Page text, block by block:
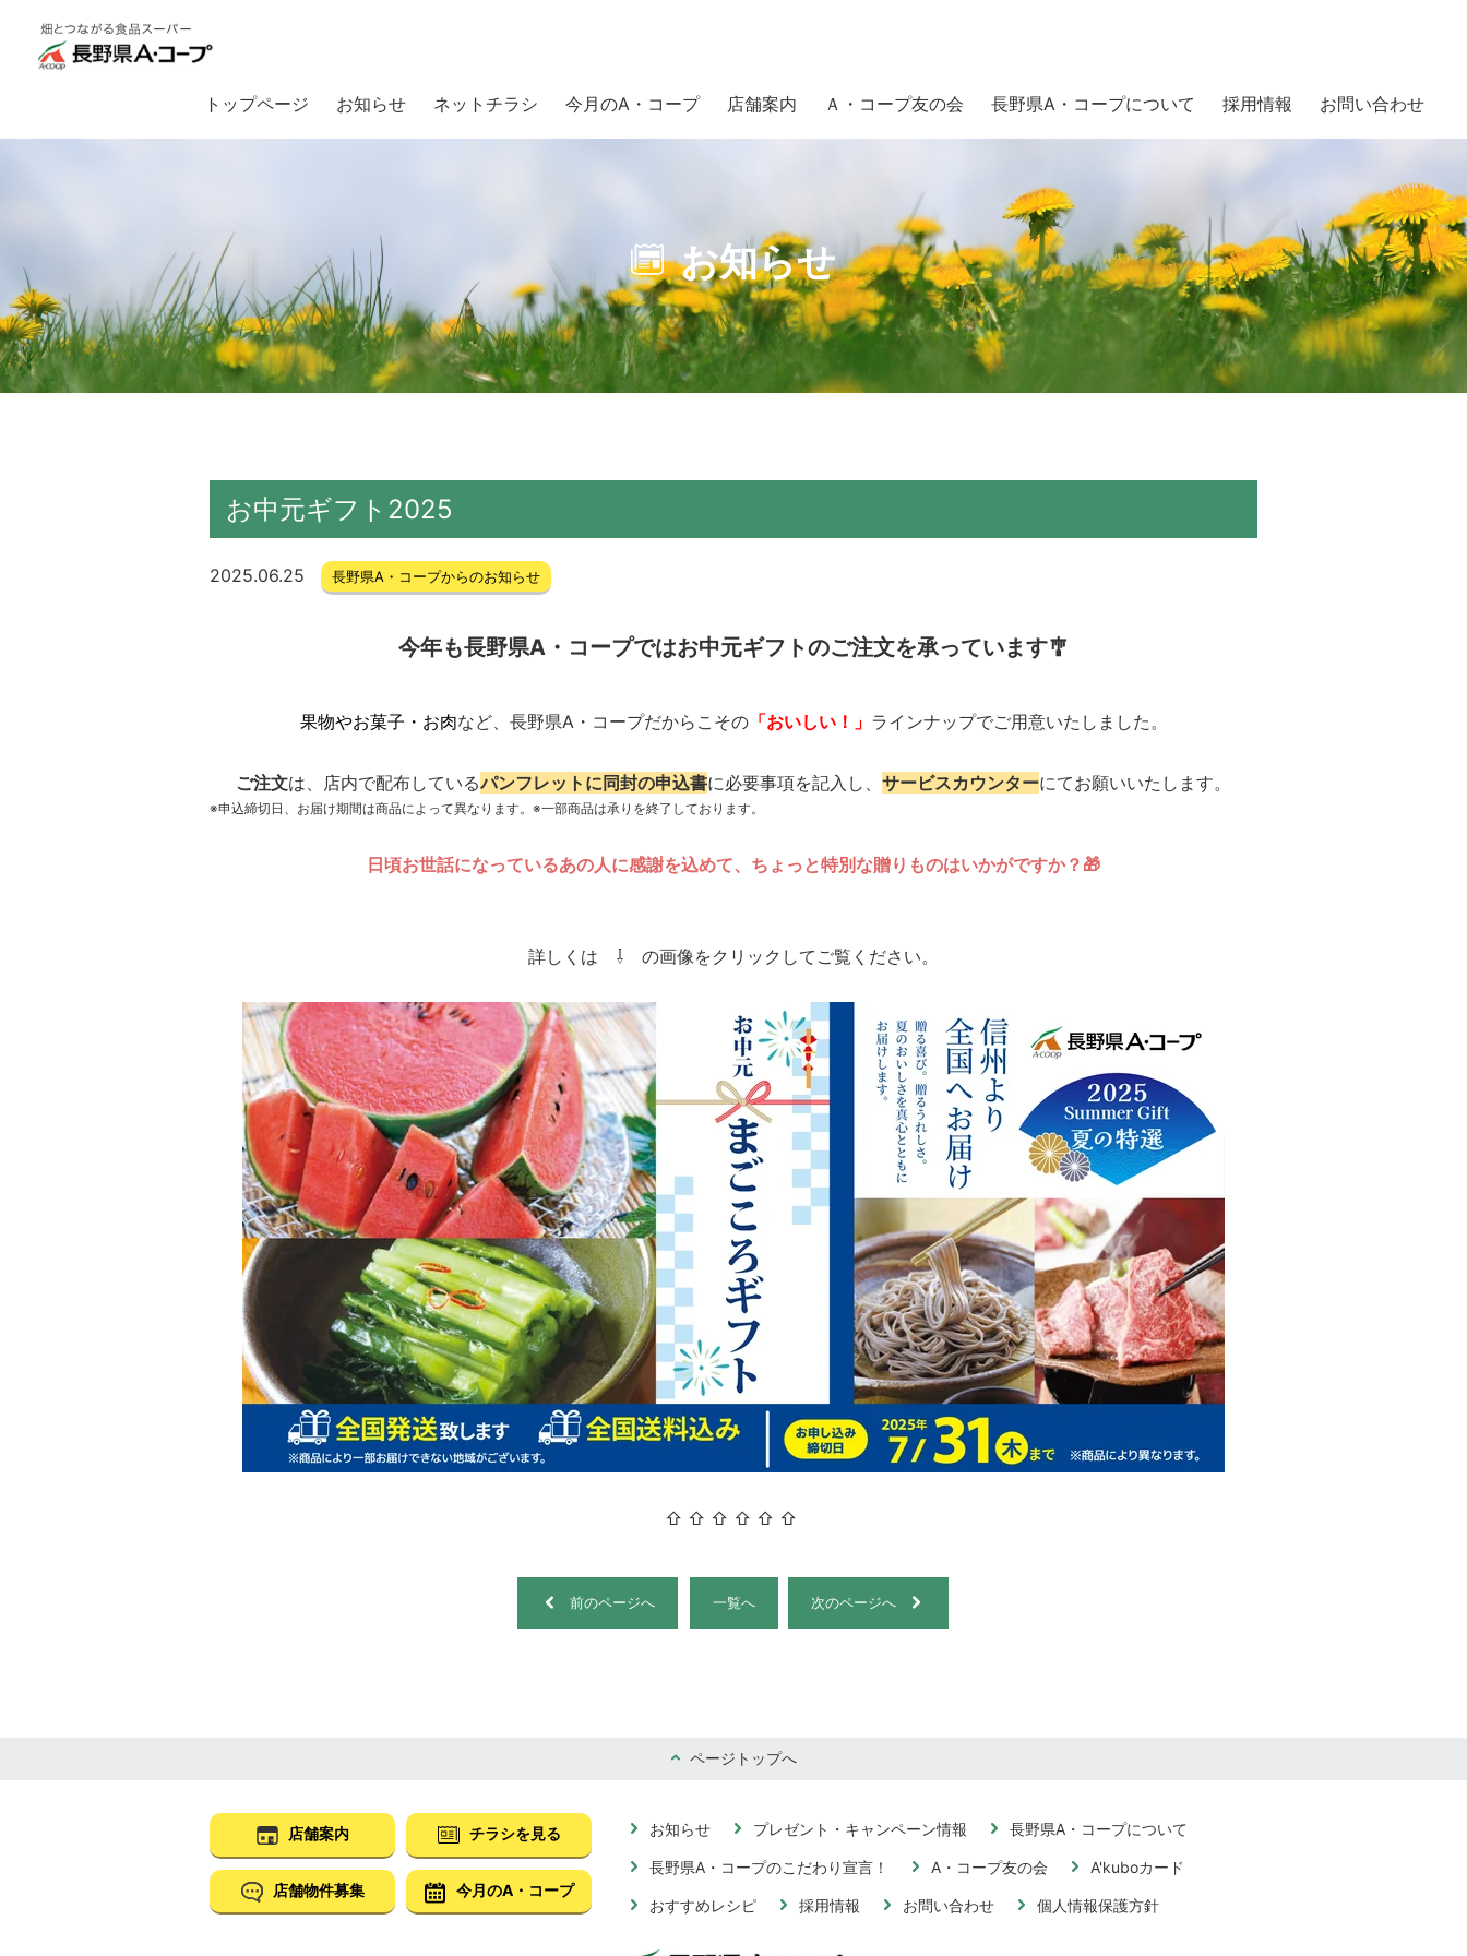
トップページ お知らせ ネットチラシ 今月のA・コープ 店舗案内 Ａ・コープ友の会 長野県A・コープについて 採用情報 お問い合わせ
お中元ギフト2025
お知らせ
お中元ギフト2025
2025.06.25 長野県A・コープからのお知らせ
今年も長野県A・コープではお中元ギフトのご注文を承っています🎐
果物やお菓子・お肉など、長野県A・コープだからこその「おいしい！」 ラインナップでご用意いたしました。
ご注文は、店内で配布しているパンフレットに同封の申込書に必要事項を記入し、 サービスカウンターにてお願いいたします。
※申込締切日、お届け期間は商品によって異なります。※一部商品は承りを終了しております。
日頃お世話になっているあの人に感謝を込めて、ちょっと特別な贈りものはいかがですか？🎁
詳しくは ⇩ の画像をクリックしてご覧ください。
⇧ ⇧ ⇧ ⇧ ⇧ ⇧
前のページへ 一覧へ 次のページへ
ページトップへ
店舗案内 チラシを見る
店舗物件募集 今月のA・コープ
お知らせ プレゼント・キャンペーン情報 長野県A・コープについて
長野県A・コープのこだわり宣言！ A・コープ友の会 A'kuboカード
おすすめレシピ 採用情報 お問い合わせ 個人情報保護方針